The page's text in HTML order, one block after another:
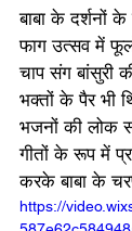
बाबा के दर्शनों
फाग उत्सव में
चाप संग बांसुरी
भक्तों के पैर भी
भजनों की लोक
गीतों के रूप में
करके बाबा के
https://